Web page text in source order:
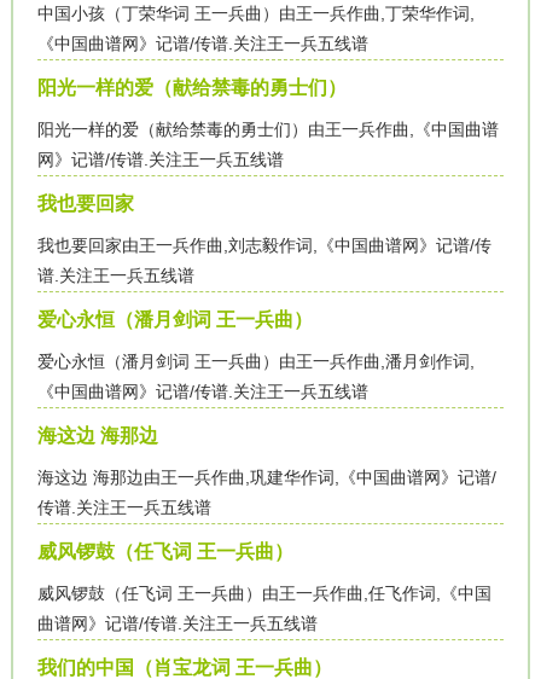
中国小孩（丁荣华词 王一兵曲）由王一兵作曲,丁荣华作词,
《中国曲谱网》记谱/传谱.关注王一兵五线谱
阳光一样的爱（献给禁毒的勇士们）
阳光一样的爱（献给禁毒的勇士们）由王一兵作曲,《中国曲谱
网》记谱/传谱.关注王一兵五线谱
我也要回家
我也要回家由王一兵作曲,刘志毅作词,《中国曲谱网》记谱/传
谱.关注王一兵五线谱
爱心永恒（潘月剑词 王一兵曲）
爱心永恒（潘月剑词 王一兵曲）由王一兵作曲,潘月剑作词,
《中国曲谱网》记谱/传谱.关注王一兵五线谱
海这边 海那边
海这边 海那边由王一兵作曲,巩建华作词,《中国曲谱网》记谱/
传谱.关注王一兵五线谱
威风锣鼓（任飞词 王一兵曲）
威风锣鼓（任飞词 王一兵曲）由王一兵作曲,任飞作词,《中国
曲谱网》记谱/传谱.关注王一兵五线谱
我们的中国（肖宝龙词 王一兵曲）